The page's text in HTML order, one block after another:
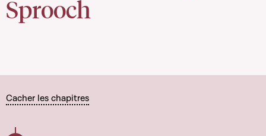
Sprooch
Cacher les chapitres